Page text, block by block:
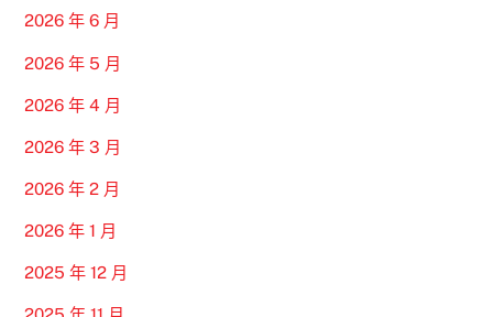
2026 年 6 月
2026 年 5 月
2026 年 4 月
2026 年 3 月
2026 年 2 月
2026 年 1 月
2025 年 12 月